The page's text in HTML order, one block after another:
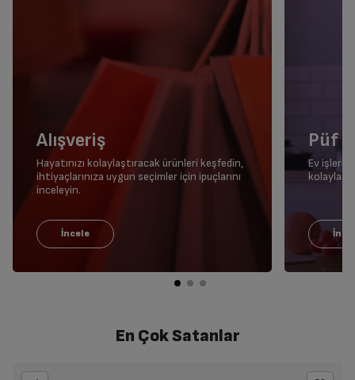
Alışveriş
Hayatınızı kolaylaştıracak ürünleri keşfedin,
ihtiyaçlarınıza uygun seçimler için ipuçlarını
inceleyin.
Püf
Ev
En Çok Satanlar